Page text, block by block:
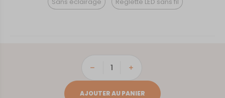
quantité
Venise
AJOUTER AU PANIER